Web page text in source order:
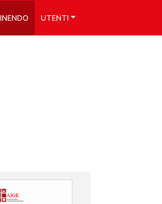
UTENTI